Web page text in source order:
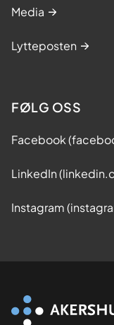
Media
Lytteposten
FØLG OSS
Facebook
LinkedIn
Instagram